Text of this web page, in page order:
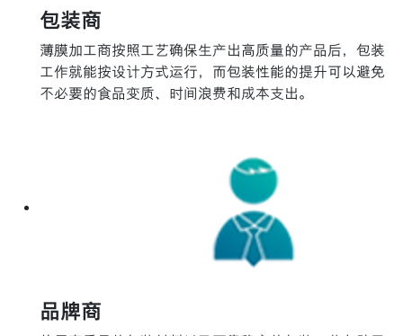
包装商
薄膜加工商按照工艺确保生产出高质量的产品后，包装
工作就能按设计方式运行，而包装性能的提升可以避免
不必要的食品变质、时间浪费和成本支出。
品牌商